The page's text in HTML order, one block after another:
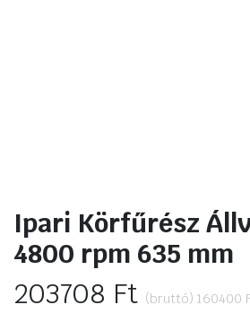
Ipari Körfűrész
4800 rpm 635 mm
203708 Ft (bruttó) 160400